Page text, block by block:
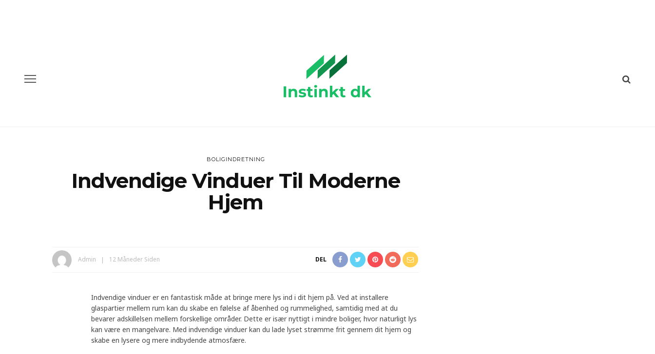
BOLIGINDRETNING
Indvendige Vinduer Til Moderne
Hjem
Admin 12 Måneder Siden DEL
Indvendige vinduer er en fantastisk måde at bringe mere lys ind i dit hjem på. Ved at installere
glaspartier mellem rum kan du skabe en følelse af åbenhed og rummelighed, samtidig med at du
bevarer adskillelsen mellem forskellige områder. Dette er især nyttigt i mindre boliger, hvor naturligt lys
kan være en mangelvare. Med indvendige vinduer kan du lade lyset strømme frit gennem dit hjem og
skabe en lysere og mere indbydende atmosfære.